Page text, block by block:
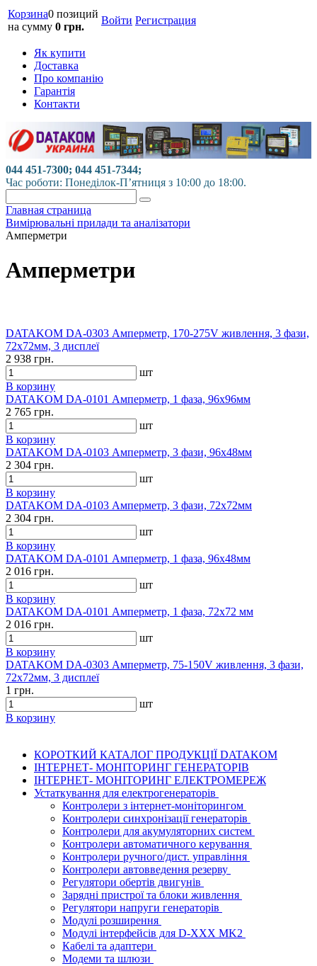
Корзина0 позиций
на сумму 0 грн.
Войти Регистрация
Як купити
Доставка
Про компанію
Гарантія
Контакти
044 451-7300; 044 451-7344;
Час роботи: Понеділок-П’ятниця з 10:00 до 18:00.
Главная страница
Вимірювальні прилади та аналізатори
Амперметри
Амперметри
DATAKOM DA-0303 Амперметр, 170-275V живлення, 3 фази,
72x72мм, 3 дисплеї
2 938 грн.
шт
В корзину
DATAKOM DA-0101 Амперметр, 1 фаза, 96x96мм
2 765 грн.
шт
В корзину
DATAKOM DA-0103 Амперметр, 3 фази, 96x48мм
2 304 грн.
шт
В корзину
DATAKOM DA-0103 Амперметр, 3 фази, 72x72мм
2 304 грн.
шт
В корзину
DATAKOM DA-0101 Амперметр, 1 фаза, 96x48мм
2 016 грн.
шт
В корзину
DATAKOM DA-0101 Амперметр, 1 фаза, 72x72 мм
2 016 грн.
шт
В корзину
DATAKOM DA-0303 Амперметр, 75-150V живлення, 3 фази,
72x72мм, 3 дисплеї
1 грн.
шт
В корзину
КОРОТКИЙ КАТАЛОГ ПРОДУКЦІЇ DATAKOM
ІНТЕРНЕТ- МОНІТОРИНГ ГЕНЕРАТОРІВ
ІНТЕРНЕТ- МОНІТОРИНГ ЕЛЕКТРОМЕРЕЖ
Устаткування для електрогенераторів
Контролери з інтернет-моніторингом
Контролери синхронізації генераторів
Контролери для акумуляторних систем
Контролери автоматичного керування
Контролери ручного/дист. управління
Контролери автовведення резерву
Регулятори обертів двигунів
Зарядні пристрої та блоки живлення
Регулятори напруги генераторів
Модулі розширення
Модулі інтерфейсів для D-XXX MK2
Кабелі та адаптери
Модеми та шлюзи